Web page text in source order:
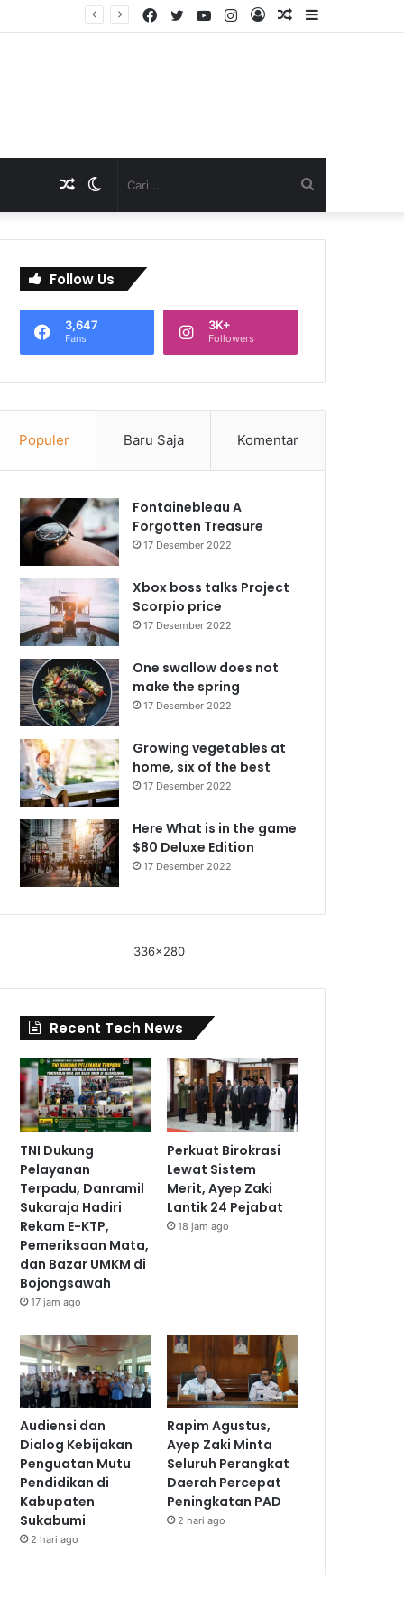
Sidebar
Artikel
Log
Instagram
YouTube
Twitter
Facebook
...
Switch
skin
Artikel
Acak
Follow Us
3,647
Fans
3K+
Followers
Populer Baru Saja Komentar
Fontainebleau A
Forgotten Treasure
17 Desember 2022
Xbox boss talks Project
Scorpio price
17 Desember 2022
One swallow does not
make the spring
17 Desember 2022
Growing vegetables at
home, six of the best
17 Desember 2022
Here What is in the game
$80 Deluxe Edition
17 Desember 2022
336x280
Recent Tech News
TNI Dukung
Pelayanan
Terpadu, Danramil
Sukaraja Hadiri
Rekam E-KTP,
Pemeriksaan Mata,
dan Bazar UMKM di
Bojongsawah
17 jam ago
Perkuat Birokrasi
Lewat Sistem
Merit, Ayep Zaki
Lantik 24 Pejabat
18 jam ago
Audiensi dan
Dialog Kebijakan
Penguatan Mutu
Pendidikan di
Kabupaten
Sukabumi
2 hari ago
Rapim Agustus,
Ayep Zaki Minta
Seluruh Perangkat
Daerah Percepat
Peningkatan PAD
2 hari ago